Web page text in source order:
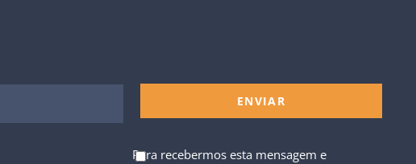
Para recebermos esta mensagem e